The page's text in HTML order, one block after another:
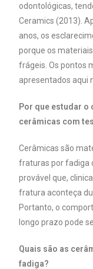
odontológicas,
Ceramics (2013).
anos, os
porque os
frágeis. Os pontos
apresentados aqui
Por que estudar
cerâmicas com
Cerâmicas são
fraturas por fadiga
provável que,
fratura aconteça
Portanto, o
longo prazo pode
Quais são as
fadiga?